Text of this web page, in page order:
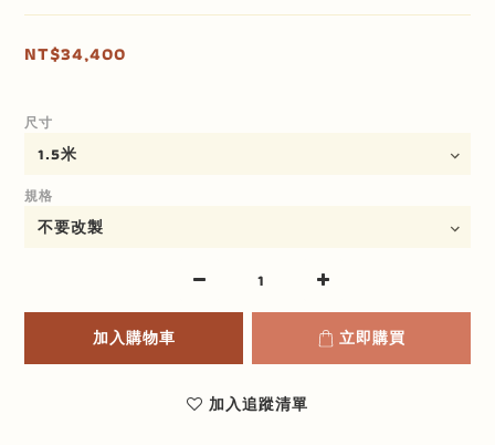
NT$34,400
尺寸
規格
加入購物車 立即購買
加入追蹤清單